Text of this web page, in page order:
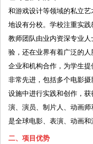
和游戏设计等领域的私立
地设有分校。学校注重实
教师团队由业内资深专业
验，还在业界有着广泛的
企业和机构合作，为学生
非常先进，包括多个电影
设施中进行实践和创作，
演、演员、制片人、动画
是全球电影、表演、动画和
二、项目优势